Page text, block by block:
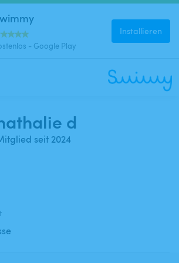
- Google Play
Installieren
d
seit 2024